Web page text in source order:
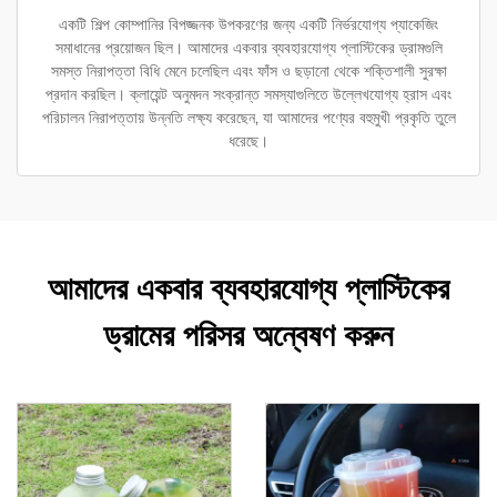
একটি শিল্প কোম্পানির বিপজ্জনক উপকরণের জন্য একটি নির্ভরযোগ্য প্যাকেজিং
সমাধানের প্রয়োজন ছিল। আমাদের একবার ব্যবহারযোগ্য প্লাস্টিকের ড্রামগুলি
সমস্ত নিরাপত্তা বিধি মেনে চলেছিল এবং ফাঁস ও ছড়ানো থেকে শক্তিশালী সুরক্ষা
প্রদান করছিল। ক্লায়েন্ট অনুমদন সংক্রান্ত সমস্যাগুলিতে উল্লেখযোগ্য হ্রাস এবং
পরিচালন নিরাপত্তায় উন্নতি লক্ষ্য করেছেন, যা আমাদের পণ্যের বহুমুখী প্রকৃতি তুলে
ধরেছে।
আমাদের একবার ব্যবহারযোগ্য প্লাস্টিকের
ড্রামের পরিসর অন্বেষণ করুন